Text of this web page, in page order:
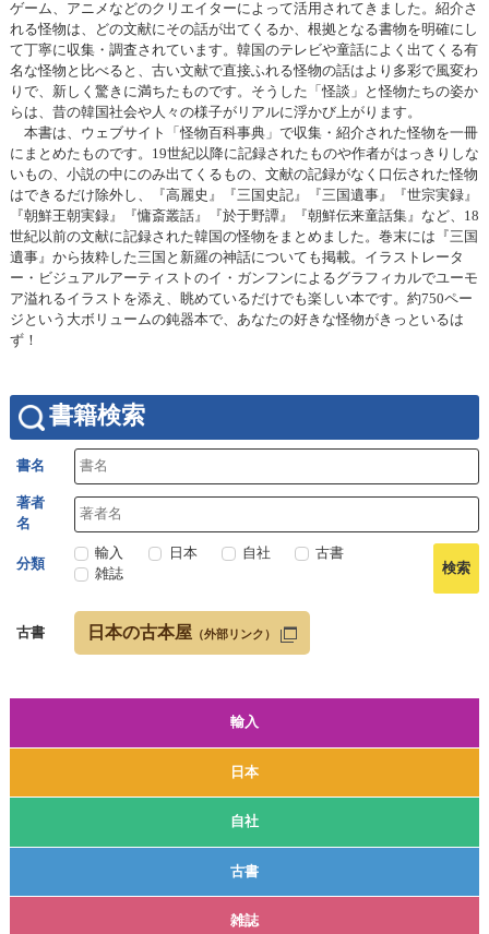
輸入
日本
自社
古書
雑誌
ゲーム、アニメなどのクリエイターによって活用されてきました。紹介さ
れる怪物は、どの文献にその話が出てくるか、根拠となる書物を明確にし
て丁寧に収集・調査されています。韓国のテレビや童話によく出てくる有
名な怪物と比べると、古い文献で直接ふれる怪物の話はより多彩で風変わ
りで、新しく驚きに満ちたものです。そうした「怪談」と怪物たちの姿か
らは、昔の韓国社会や人々の様子がリアルに浮かび上がります。
本書は、ウェブサイト「怪物百科事典」で収集・紹介された怪物を一冊
にまとめたものです。19世紀以降に記録されたものや作者がはっきりしな
いもの、小説の中にのみ出てくるもの、文献の記録がなく口伝された怪物
はできるだけ除外し、『高麗史』『三国史記』『三国遺事』『世宗実録』
『朝鮮王朝実録』『慵斎叢話』『於于野譚』『朝鮮伝来童話集』など、18
世紀以前の文献に記録された韓国の怪物をまとめました。巻末には『三国
遺事』から抜粋した三国と新羅の神話についても掲載。イラストレータ
ー・ビジュアルアーティストのイ・ガンフンによるグラフィカルでユーモ
ア溢れるイラストを添え、眺めているだけでも楽しい本です。約750ペー
ジという大ボリュームの鈍器本で、あなたの好きな怪物がきっといるは
ず！
書籍検索
書名
著者
名
分類
輸入 日本 自社
古書
雑誌
古書 日本の古本屋 （外部リンク）